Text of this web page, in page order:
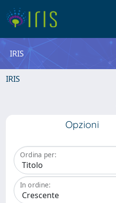
IRIS
IRIS
Opzioni
Ordina per:
In ordine: